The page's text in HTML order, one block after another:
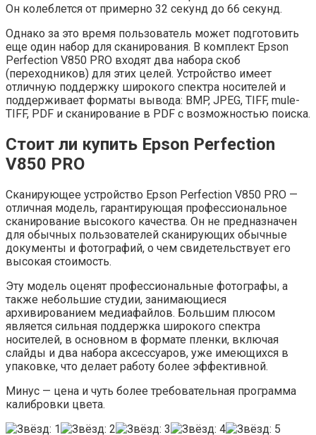
Он колеблется от примерно 32 секунд до 66 секунд.
Однако за это время пользователь может подготовить
еще один набор для сканирования. В комплект Epson
Perfection V850 PRO входят два набора скоб
(переходников) для этих целей. Устройство имеет
отличную поддержку широкого спектра носителей и
поддерживает форматы вывода: BMP, JPEG, TIFF, mule-
TIFF, PDF и сканирование в PDF с возможностью поиска.
Стоит ли купить Epson Perfection
V850 PRO
Сканирующее устройство Epson Perfection V850 PRO —
отличная модель, гарантирующая профессиональное
сканирование высокого качества. Он не предназначен
для обычных пользователей сканирующих обычные
документы и фотографий, о чем свидетельствует его
высокая стоимость.
Эту модель оценят профессиональные фотографы, а
также небольшие студии, занимающиеся
архивированием медиафайлов. Большим плюсом
является сильная поддержка широкого спектра
носителей, в основном в формате пленки, включая
слайды и два набора аксессуаров, уже имеющихся в
упаковке, что делает работу более эффективной.
Минус — цена и чуть более требовательная программа
калибровки цвета.